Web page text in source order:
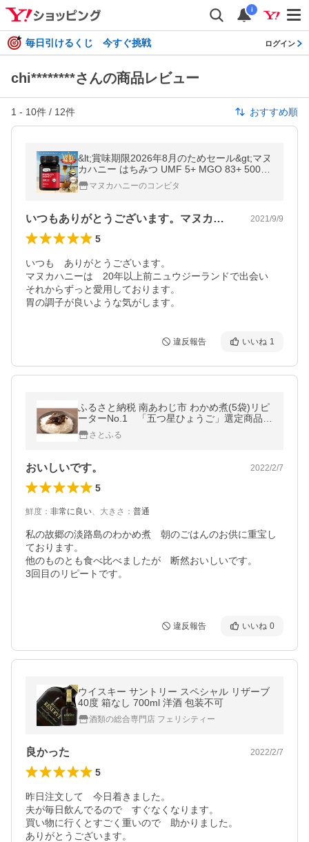
i
毎日引けるくじ 今すぐ挑戦 ログイン
chi********さんの商品レビュー
1 - 10件 / 12件 おすすめ順
&lt;賞味期限2026年8月のためセール&gt;マヌ
カハニー はちみつ UMF 5+ MGO 83+ 500g
蜂蜜 コンビタ 直輸入 無添加 非加熱 生はち
みつ ニュージーランド
マヌカハニーのコンビタ
いつもありがとうございます。マヌカハニ… 2021/9/9
5
いつも　ありがとうございます。
マヌカハニーは　20年以上前ニュウジーランドで出会い
それからずっと愛用しております。
胃の調子が良いような気がします。
違反報告 いいね 1
ふるさと納税 南あわじ市 わかめ煮(5袋)リピ
ーターNo.1 「五つ星ひょうご」選定商品!
ふっくらやわらか〜い
さとふる
おいしいです。 2022/2/7
5
鮮度 ： 非常に良い、 大きさ ： 普通
私の故郷の淡路島のわかめ煮　朝のごはんのお供に重宝し
ております。
他のものとも食べ比べましたが　断然おいしいです。
3回目のリピートです。
違反報告 いいね 0
ウイスキー サントリー スペシャル リザーブ
40度 箱なし 700ml 洋酒 包装不可
酒類の総合専門店 フェリシティー
良かった 2022/2/7
5
昨日注文して　今日着きました。
夫が毎日飲んでるので　すぐなくなります。
買い物に行くとすごく重いので　助かりました。
ありがとうございます。